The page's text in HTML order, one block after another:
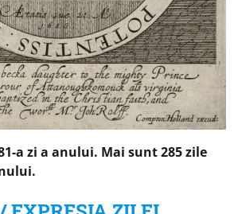
a zi a anului. Mai sunt 285 zile